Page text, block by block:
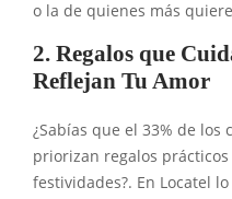
o la de quienes más
2. Regalos que
Reflejan Tu Amor
¿Sabías que el 33% de los
priorizan regalos
festividades?. En Locatel